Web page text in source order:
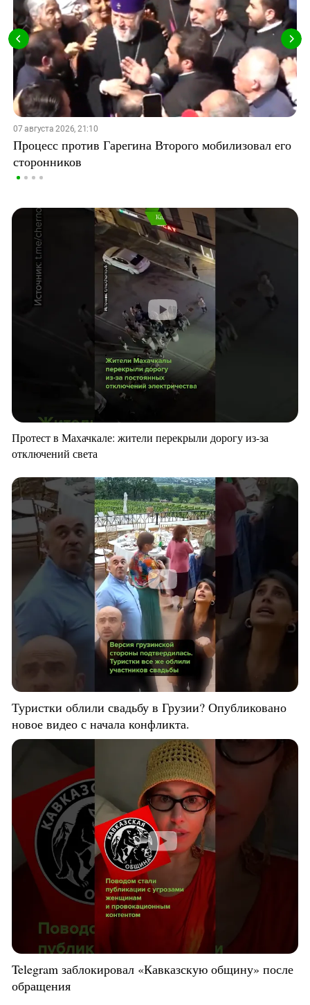
07 августа 2026, 21:10
Процесс против Гарегина Второго мобилизовал его
сторонников
Протест в Махачкале: жители перекрыли дорогу из-за
отключений света
Туристки облили свадьбу в Грузии? Опубликовано
новое видео с начала конфликта.
Telegram заблокировал «Кавказскую общину» после
обращения